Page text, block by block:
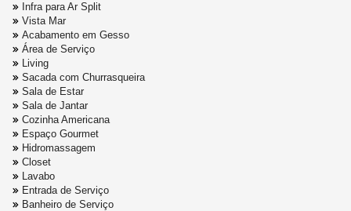
Infra para Ar Split
Vista Mar
Acabamento em Gesso
Área de Serviço
Living
Sacada com Churrasqueira
Sala de Estar
Sala de Jantar
Cozinha Americana
Espaço Gourmet
Hidromassagem
Closet
Lavabo
Entrada de Serviço
Banheiro de Serviço